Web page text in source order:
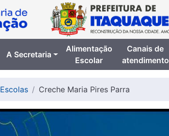
A Secretaria
Alimentação
Escolar
Canais de
atendimento
Escolas Creche Maria Pires Parra